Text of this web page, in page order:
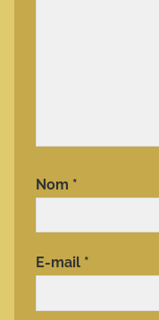
Nom *
E-mail *